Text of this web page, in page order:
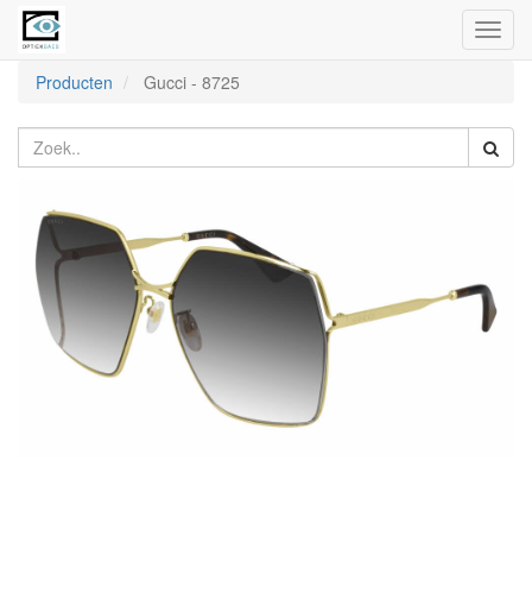
Producten
Gucci - 8725